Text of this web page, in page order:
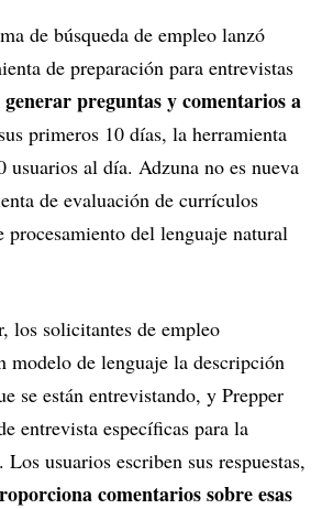
de búsqueda de empleo lanzó
de preparación para entrevistas
preguntas y comentarios a
primeros 10 días, la herramienta
usuarios al día. Adzuna no es nueva
de evaluación de currículos
del lenguaje natural
los solicitantes de empleo
modelo de lenguaje la descripción
se están entrevistando, y Prepper
entrevista específicas para la
usuarios escriben sus respuestas,
comentarios sobre esas